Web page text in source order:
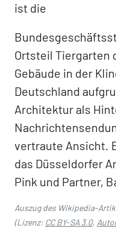
ist die
Ortsteil Tiergarten
Gebäude in der
Deutschland
Architektur als
vertraute Ansicht.
das Düsseldorfer
Pink und Partner,
Auszug des Wikipedia-
(Lizenz: CC BY-SA 3.0,